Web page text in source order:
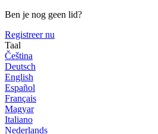
Ben je nog geen lid?
Registreer nu
Taal
Čeština
Deutsch
English
Español
Français
Magyar
Italiano
Nederlands